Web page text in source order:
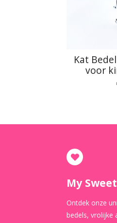
Kat
voor
My
Ontdek onze
bedels, vrolijke